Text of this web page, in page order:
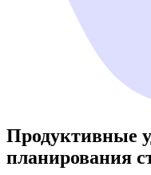
Продуктивные
планирования